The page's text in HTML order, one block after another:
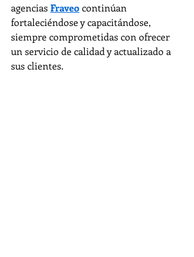
agencias Fraveo continúan
fortaleciéndose y capacitándose,
siempre comprometidas con ofrecer
un servicio de calidad y actualizado a
sus clientes.